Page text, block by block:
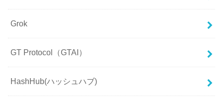
Grok
GT Protocol（GTAI）
HashHub(ハッシュハブ)